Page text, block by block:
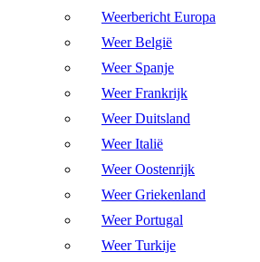
Weerbericht Europa
Weer België
Weer Spanje
Weer Frankrijk
Weer Duitsland
Weer Italië
Weer Oostenrijk
Weer Griekenland
Weer Portugal
Weer Turkije